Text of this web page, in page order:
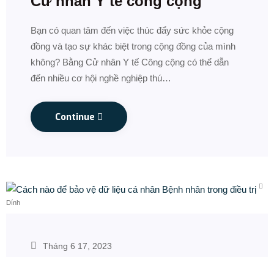
Bạn có quan tâm đến việc thúc đẩy sức khỏe cộng
đồng và tạo sự khác biệt trong cộng đồng của mình
không? Bằng Cử nhân Y tế Công cộng có thể dẫn
đến nhiều cơ hội nghề nghiệp thú…
Continue
Dính
Tháng 6 17, 2023